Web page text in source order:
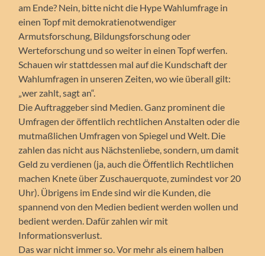
am Ende? Nein, bitte nicht die Hype Wahlumfrage in
einen Topf mit demokratienotwendiger
Armutsforschung, Bildungsforschung oder
Werteforschung und so weiter in einen Topf werfen.
Schauen wir stattdessen mal auf die Kundschaft der
Wahlumfragen in unseren Zeiten, wo wie überall gilt:
„wer zahlt, sagt an“.
Die Auftraggeber sind Medien. Ganz prominent die
Umfragen der öffentlich rechtlichen Anstalten oder die
mutmaßlichen Umfragen von Spiegel und Welt. Die
zahlen das nicht aus Nächstenliebe, sondern, um damit
Geld zu verdienen (ja, auch die Öffentlich Rechtlichen
machen Knete über Zuschauerquote, zumindest vor 20
Uhr). Übrigens im Ende sind wir die Kunden, die
spannend von den Medien bedient werden wollen und
bedient werden. Dafür zahlen wir mit
Informationsverlust.
Das war nicht immer so. Vor mehr als einem halben